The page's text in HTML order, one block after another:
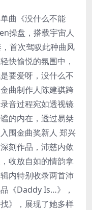
曲《没什么不能
操盘，搭载宇宙人
首次驾驭此种曲风
快愉悦的氛围中，
要爱呀，没什么不
曲制作人陈建骐跨
音过程宛如透视镜
的内在，透过易桀
围金曲奖新人 郑兴
刻作品，沛慈内敛
收放自如的情韵拿
内特别收录两首沛
《Daddy Is…》，
》，展现了她多样